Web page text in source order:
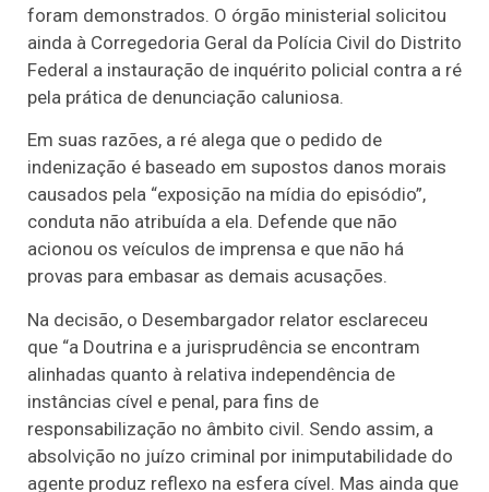
foram demonstrados. O órgão ministerial solicitou
ainda à Corregedoria Geral da Polícia Civil do Distrito
Federal a instauração de inquérito policial contra a ré
pela prática de denunciação caluniosa.
Em suas razões, a ré alega que o pedido de
indenização é baseado em supostos danos morais
causados pela “exposição na mídia do episódio”,
conduta não atribuída a ela. Defende que não
acionou os veículos de imprensa e que não há
provas para embasar as demais acusações.
Na decisão, o Desembargador relator esclareceu
que “a Doutrina e a jurisprudência se encontram
alinhadas quanto à relativa independência de
instâncias cível e penal, para fins de
responsabilização no âmbito civil. Sendo assim, a
absolvição no juízo criminal por inimputabilidade do
agente produz reflexo na esfera cível. Mas ainda que